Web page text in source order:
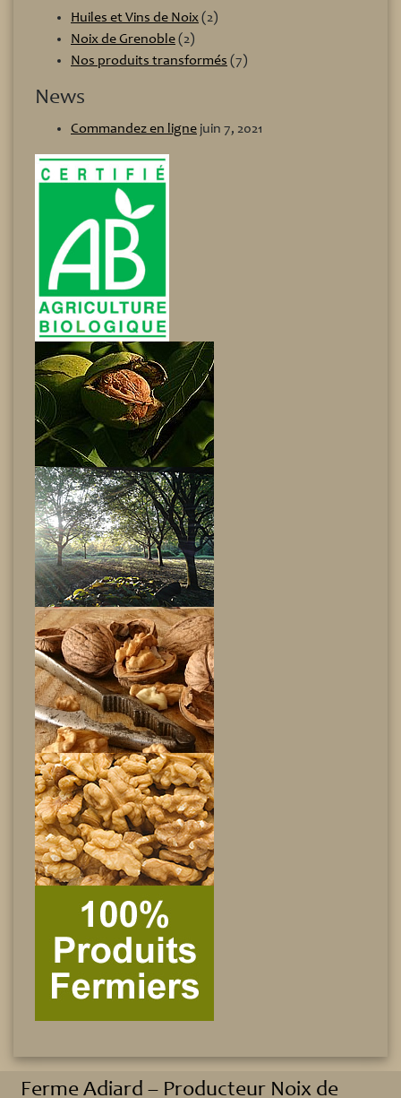
Huiles et Vins de Noix(2)
Noix de Grenoble(2)
Nos produits transformés (7)
News
Commandez en ligne juin 7, 2021
Ferme Adiard – Producteur Noix de